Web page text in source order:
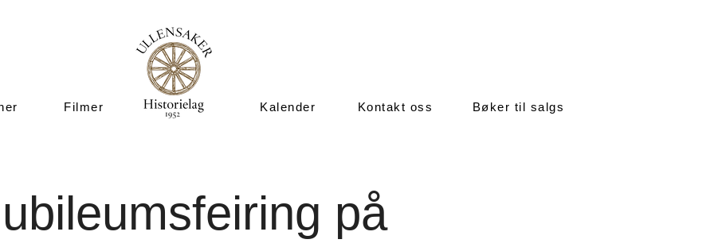
Filmer Kalender Kontakt oss Bøker til salgs
på